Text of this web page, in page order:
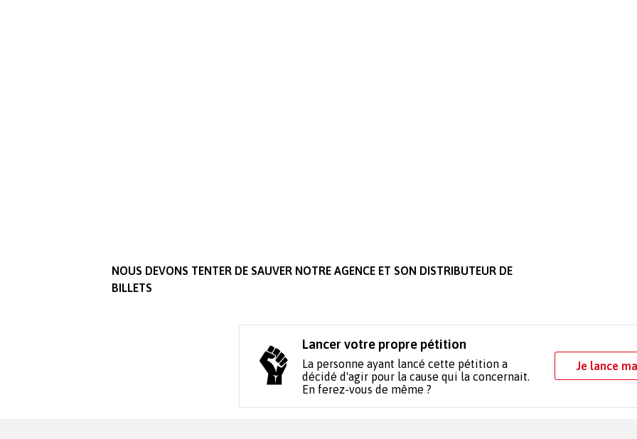
NOUS DEVONS TENTER DE SAUVER NOTRE AGENCE ET SON DISTRIBUTEUR DE
BILLETS
Lancer votre propre pétition
La personne ayant lancé cette pétition a
décidé d'agir pour la cause qui la concernait.
En ferez-vous de même ?
Je lance